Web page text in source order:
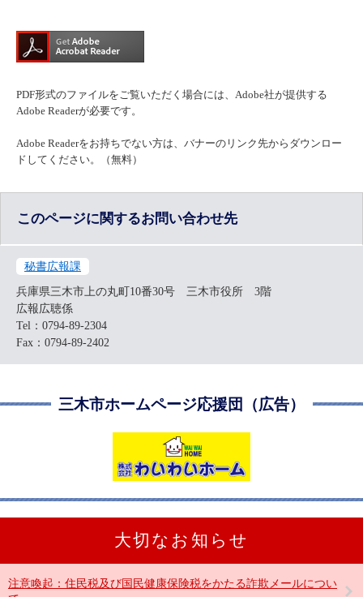
PDF形式のファイルをご覧いただく場合には、Adobe社が提供する
Adobe Readerが必要です。
Adobe Readerをお持ちでない方は、バナーのリンク先からダウンロー
ドしてください。（無料）
このページに関するお問い合わせ先
秘書広報課
兵庫県三木市上の丸町10番30号 三木市役所 3階
広報広聴係
Tel：0794-89-2304
Fax：0794-89-2402
三木市ホームページ応援団（広告）
大切なお知らせ
注意喚起：住民税及び国民健康保険税をかたる詐欺メールについ